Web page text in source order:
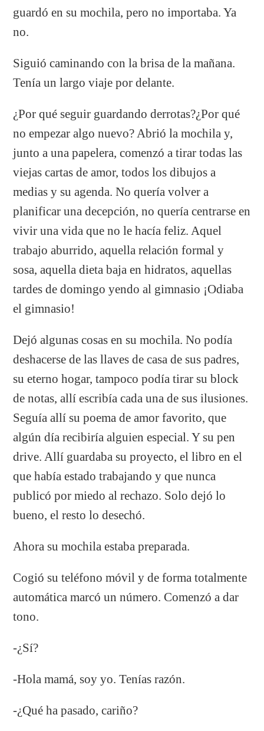
guardó en su mochila, pero no importaba. Ya
no.
Siguió caminando con la brisa de la mañana.
Tenía un largo viaje por delante.
¿Por qué seguir guardando derrotas?¿Por qué
no empezar algo nuevo? Abrió la mochila y,
junto a una papelera, comenzó a tirar todas las
viejas cartas de amor, todos los dibujos a
medias y su agenda. No quería volver a
planificar una decepción, no quería centrarse en
vivir una vida que no le hacía feliz. Aquel
trabajo aburrido, aquella relación formal y
sosa, aquella dieta baja en hidratos, aquellas
tardes de domingo yendo al gimnasio ¡Odiaba
el gimnasio!
Dejó algunas cosas en su mochila. No podía
deshacerse de las llaves de casa de sus padres,
su eterno hogar, tampoco podía tirar su block
de notas, allí escribía cada una de sus ilusiones.
Seguía allí su poema de amor favorito, que
algún día recibiría alguien especial. Y su pen
drive. Allí guardaba su proyecto, el libro en el
que había estado trabajando y que nunca
publicó por miedo al rechazo. Solo dejó lo
bueno, el resto lo desechó.
Ahora su mochila estaba preparada.
Cogió su teléfono móvil y de forma totalmente
automática marcó un número. Comenzó a dar
tono.
-¿Sí?
-Hola mamá, soy yo. Tenías razón.
-¿Qué ha pasado, cariño?